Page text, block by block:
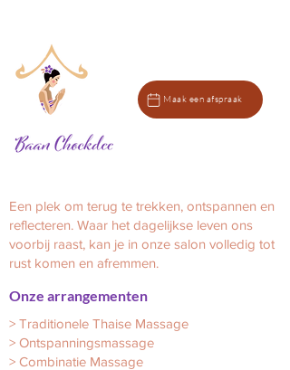
Een plek om terug te trekken, ontspannen en
reflecteren. Waar het dagelijkse leven ons
voorbij raast, kan je in onze salon volledig tot
rust komen en afremmen.
Maak een afspraak
Onze arrangementen
> Traditionele Thaise Massage
> Ontspanningsmassage
> Combinatie Massage